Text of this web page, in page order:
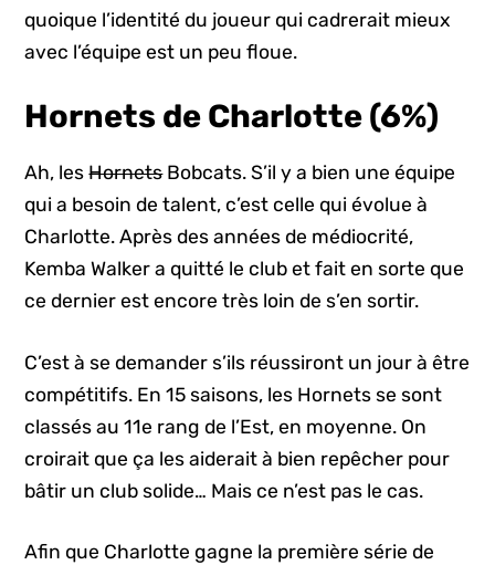
quoique l’identité du joueur qui cadrerait mieux
avec l’équipe est un peu floue.
Hornets de Charlotte (6%)
Ah, lesHornetsBobcats. S’il y a bien une équipe
qui a besoin de talent, c’est celle qui évolue à
Charlotte. Après des années de médiocrité,
Kemba Walker a quitté le club et fait en sorte que
ce dernier est encore très loin de s’en sortir.
C’est à se demander s’ils réussiront un jour à être
compétitifs. En 15 saisons, les Hornets se sont
classés au 11e rang de l’Est, en moyenne. On
croirait que ça les aiderait à bien repêcher pour
bâtir un club solide… Mais ce n’est pas le cas.
Afin que Charlotte gagne la première série de